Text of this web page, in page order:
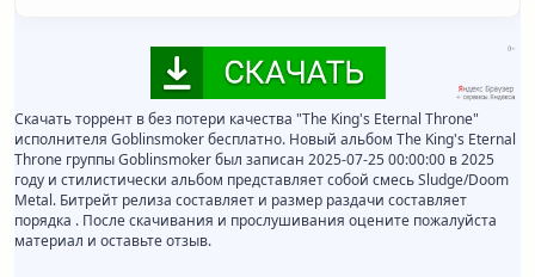
Скачать торрент в без потери качества "The King's Eternal Throne"
исполнителя Goblinsmoker бесплатно. Новый альбом The King's Eternal
Throne группы Goblinsmoker был записан 2025-07-25 00:00:00 в 2025
году и стилистически альбом представляет собой смесь Sludge/Doom
Metal. Битрейт релиза составляет и размер раздачи составляет
порядка . После скачивания и прослушивания оцените пожалуйста
материал и оставьте отзыв.